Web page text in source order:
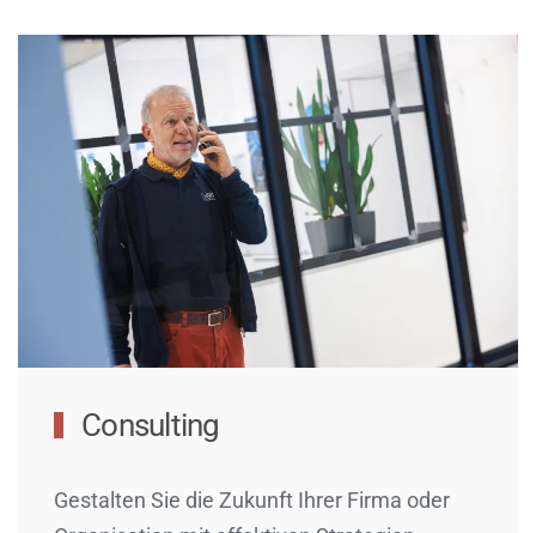
Consulting
Gestalten Sie die Zukunft Ihrer Firma oder